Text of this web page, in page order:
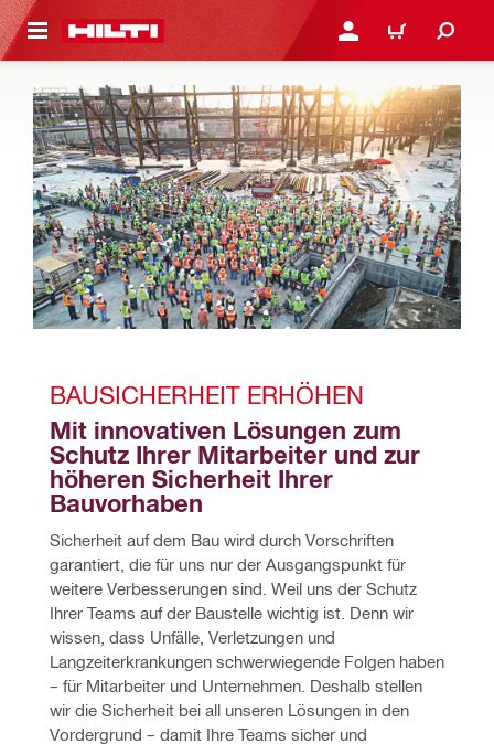
ANMELDEN ODER
WARENKORB
BAUSICHERHEIT ERHÖHEN
Mit innovativen Lösungen zum
Schutz Ihrer Mitarbeiter und zur
höheren Sicherheit Ihrer
Bauvorhaben
Sicherheit auf dem Bau wird durch Vorschriften
garantiert, die für uns nur der Ausgangspunkt für
weitere Verbesserungen sind. Weil uns der Schutz
Ihrer Teams auf der Baustelle wichtig ist. Denn wir
wissen, dass Unfälle, Verletzungen und
Langzeiterkrankungen schwerwiegende Folgen haben
– für Mitarbeiter und Unternehmen. Deshalb stellen
wir die Sicherheit bei all unseren Lösungen in den
Vordergrund – damit Ihre Teams sicher und